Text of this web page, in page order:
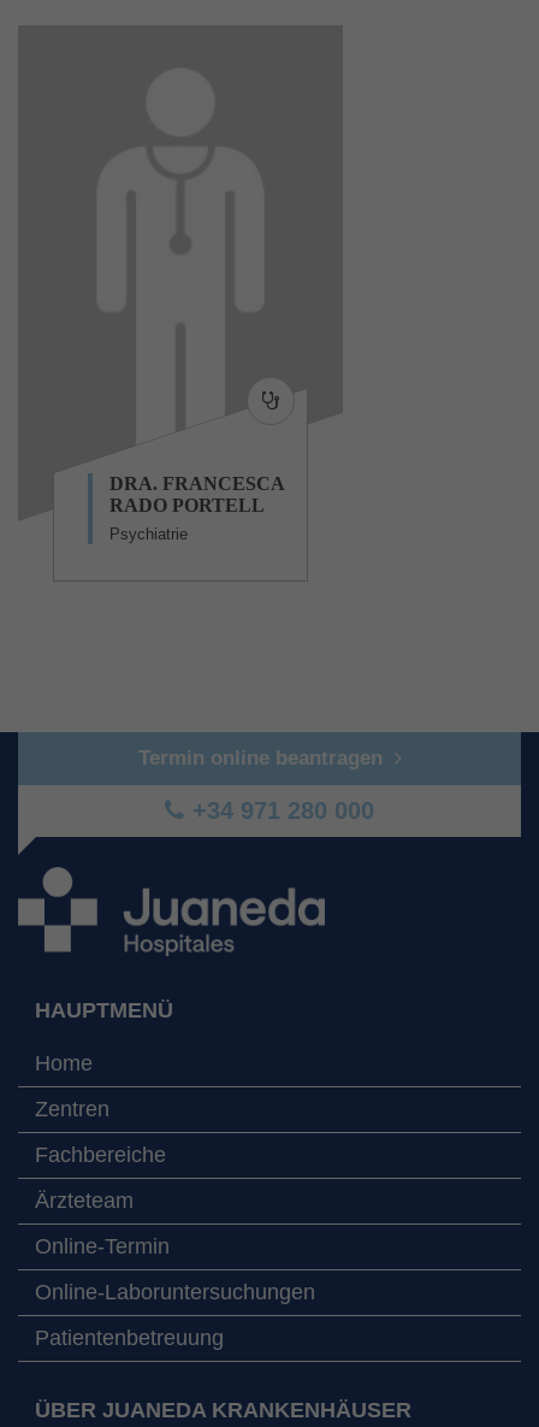
DRA. FRANCESCA
RADO PORTELL
Psychiatrie
Termin online beantragen
+34 971 280 000
HAUPTMENÜ
Home
Zentren
Fachbereiche
Ärzteteam
Online-Termin
Online-Laboruntersuchungen
Patientenbetreuung
ÜBER JUANEDA KRANKENHÄUSER